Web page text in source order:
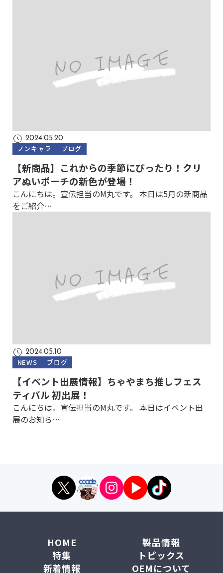
2024.05.20
ノンキャラ ブログ
【新商品】これからの季節にぴったり！クリ
アぬいポーチの新色が登場！
こんにちは。宣伝担当のM丸です。 本日は5月の新商品
をご紹介…
2024.05.10
NEWS ブログ
【イベント出展情報】ちゃやまち推しフェス
ティバル 初出展！
こんにちは。宣伝担当のM丸です。 本日はイベント出
展のお知ら…
HOME
製品情報
特集
トピックス
新着情報
OEMについて